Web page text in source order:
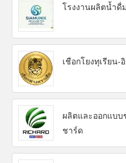
โรงงานผลิตน้ำดื่
เชือกโยงทุเรียน
ผลิตและออกแบ
ชาร์ด